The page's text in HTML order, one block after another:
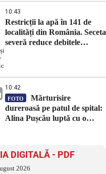
10:43
Restricții la apă în 141 de
localități din România. Seceta
severă reduce debitele
10:42
FOTO
Mărturisire
dureroasă pe patul de spital:
Alina Pușcău luptă cu o
DIGITALĂ - PDF